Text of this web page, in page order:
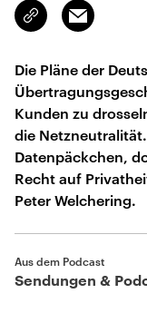
Link
kopieren/teilen
Email
Die Pläne der
Kunden zu
die
Datenpäckchen,
Recht auf
Peter Welchering.
Aus dem Podcast
Sendungen &